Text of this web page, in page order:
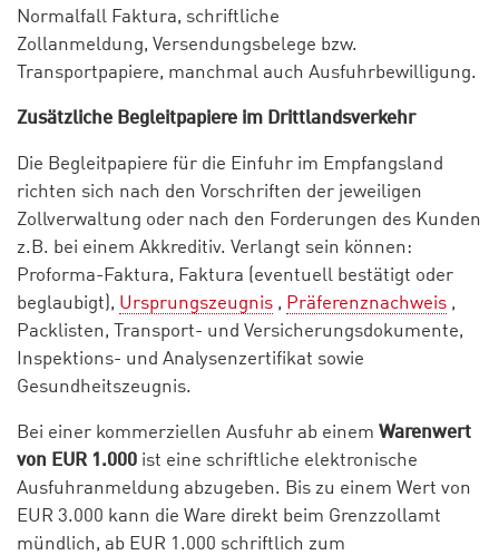
Normalfall Faktura, schriftliche
Zollanmeldung, Versendungsbelege bzw.
Transportpapiere, manchmal auch Ausfuhrbewilligung.
Zusätzliche Begleitpapiere im Drittlandsverkehr
Die Begleitpapiere für die Einfuhr im Empfangsland
richten sich nach den Vorschriften der jeweiligen
Zollverwaltung oder nach den Forderungen des Kunden
z.B. bei einem Akkreditiv. Verlangt sein können:
Proforma-Faktura, Faktura (eventuell bestätigt oder
beglaubigt), Ursprungszeugnis , Präferenznachweis ,
Packlisten, Transport- und Versicherungsdokumente,
Inspektions- und Analysenzertifikat sowie
Gesundheitszeugnis.
Bei einer kommerziellen Ausfuhr ab einem Warenwert
von EUR 1.000 ist eine schriftliche elektronische
Ausfuhranmeldung abzugeben. Bis zu einem Wert von
EUR 3.000 kann die Ware direkt beim Grenzzollamt
mündlich, ab EUR 1.000 schriftlich zum